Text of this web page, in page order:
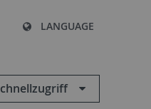
LANGUAGE